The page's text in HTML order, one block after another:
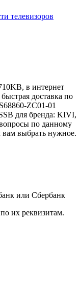
телевизоров
в интернет
доставка по
ZC01-01
для бренда: KIVI,
по данному
выбрать нужное.
или Сбербанк
их реквизитам.